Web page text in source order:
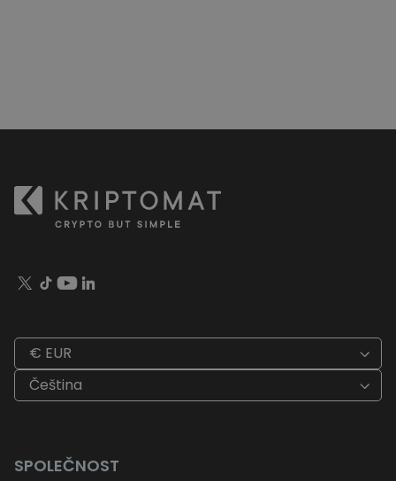
€ EUR
Čeština
SPOLEČNOST